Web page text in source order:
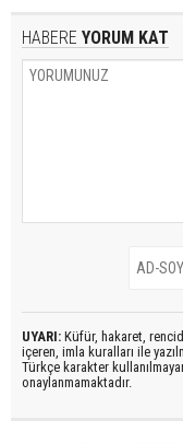
HABERE YORUM KAT
UYARI: Küfür, hakaret,
içeren, imla kuralları ile
Türkçe karakter
onaylanmamaktadır.